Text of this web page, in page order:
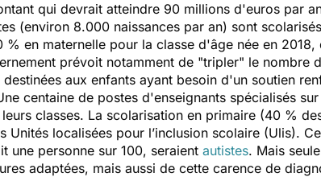
qui devrait atteindre 90 millions d'euros par
(environ 8.000 naissances par an) sont
en maternelle pour la classe d'âge née en
prévoit notamment de "tripler" le nombre
destinées aux enfants ayant besoin d'un soutien
centaine de postes d'enseignants spécialisés
classes. La scolarisation en primaire (40 %
Unités localisées pour l’inclusion scolaire (Ulis).
une personne sur 100, seraient autistes. Mais
adaptées, mais aussi de cette carence de